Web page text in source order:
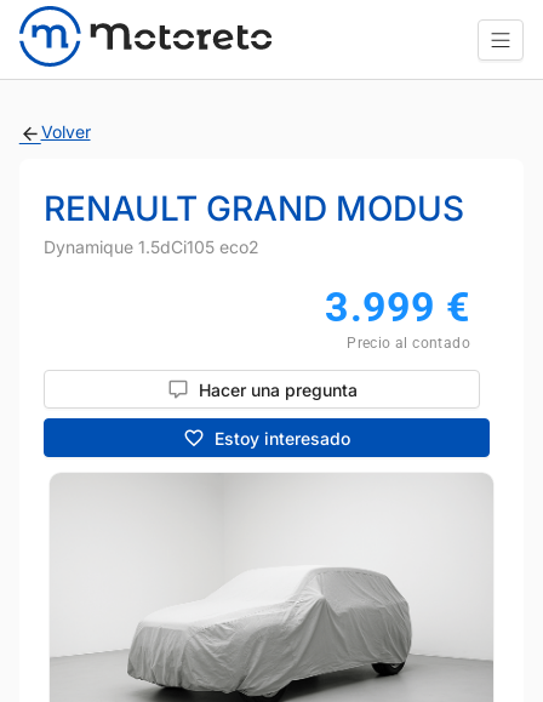
Volver
RENAULT GRAND MODUS
Dynamique 1.5dCi105 eco2
3.999 €
Precio al contado
Hacer una pregunta
Estoy interesado